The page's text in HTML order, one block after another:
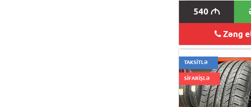
540 M
Zəng
TAKSİTLƏ
SİFARİŞLƏ